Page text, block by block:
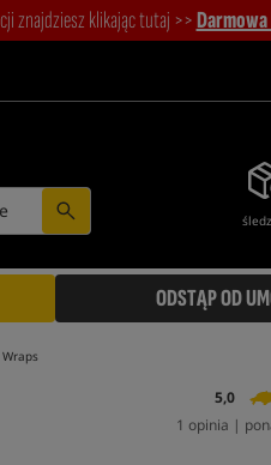
znajdziesz klikając tutaj >>
ODSTĄP OD
5,0
1 opinia |